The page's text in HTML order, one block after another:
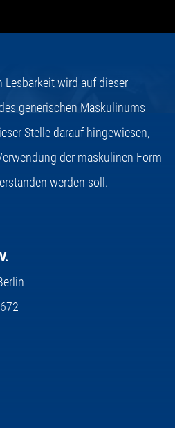
Lesbarkeit wird auf dieser
generischen Maskulinums
Stelle darauf hingewiesen,
der maskulinen Form
werden soll.